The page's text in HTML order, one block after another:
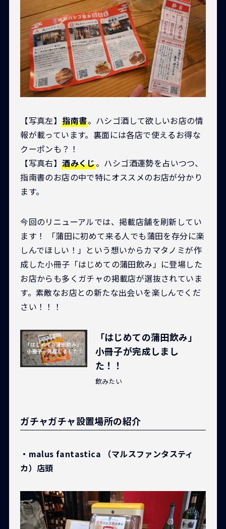
【写真左】指南書。ハシゴ酒して欲しいお店の情
報が載っています。裏面には各店で使えるお得な
クーポンも？！
【写真右】酒みくじ。ハシゴ酒運勢を占いつつ、
指南書のお店の中で特にオススメのお店が分かり
ます。
今回のリニューアルでは、掲載店舗を刷新してい
ます！ 「蒲田に初めて来る人でも蒲田を存分に楽
しんでほしい！」という想いからカマタノミが作
成した小冊子「はじめての蒲田飲み」に登場した
お店からも多くガチャの掲載店が選抜されていま
す。素敵なお店との新たな出会いを楽しんでくだ
さい！！！
「はじめての蒲田飲み」
小冊子が完成しまし
た！！
飲みたい
ガチャガチャ設置場所の紹介
・malus fantastica （マルスファンタスティ
カ）店頭